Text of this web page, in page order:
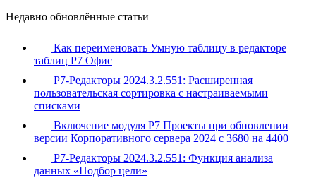
Недавно обновлённые статьи
Как переименовать Умную таблицу в редакторе
таблиц Р7 Офис
Р7-Редакторы 2024.3.2.551: Расширенная
пользовательская сортировка с настраиваемыми
списками
Включение модуля Р7 Проекты при обновлении
версии Корпоративного сервера 2024 с 3680 на 4400
Р7-Редакторы 2024.3.2.551: Функция анализа
данных «Подбор цели»